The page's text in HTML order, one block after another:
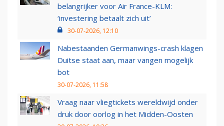
belangrijker voor Air France-KLM:
‘investering betaalt zich uit’
30-07-2026, 12:10
Nabestaanden Germanwings-crash klagen
Duitse staat aan, maar vangen mogelijk
bot
30-07-2026, 11:58
Vraag naar vliegtickets wereldwijd onder
druk door oorlog in het Midden-Oosten